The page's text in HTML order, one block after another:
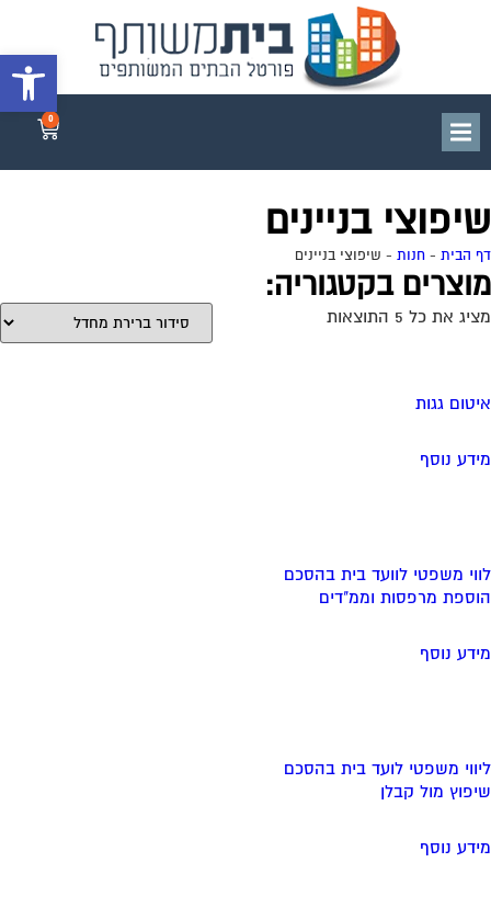
פתח
0
שיפוצי בניינים
דף הבית - חנות - שיפוצי בניינים
מוצרים בקטגוריה:
מציג את כל 5 התוצאות
איטום גגות
מידע נוסף
לווי משפטי לוועד בית בהסכם
הוספת מרפסות וממ"דים
מידע נוסף
ליווי משפטי לועד בית בהסכם
שיפוץ מול קבלן
מידע נוסף